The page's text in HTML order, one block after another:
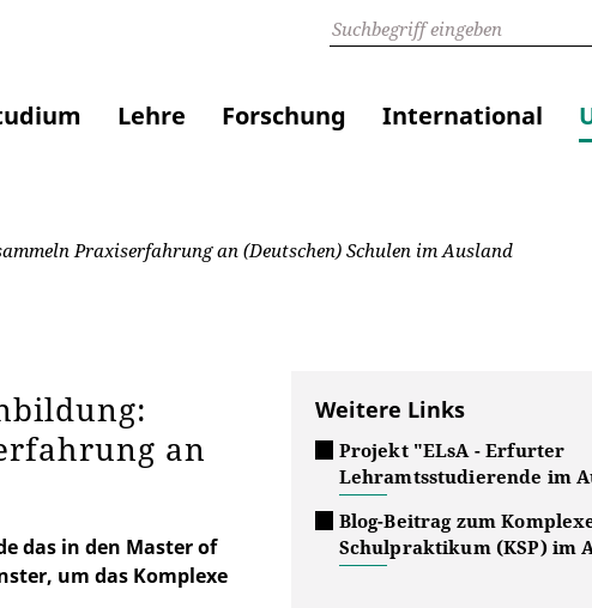
Lehre Forschung International
Praxiserfahrung an (Deutschen) Schulen im Ausland
an
das in den Master of
um das Komplexe
Weitere Links
Projekt "ELsA - Erfurter
Lehramtsstudierende im
Blog-Beitrag zum
Schulpraktikum (KSP) im